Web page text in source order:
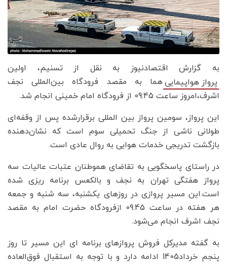
به گزارش اقتصادنیوز به نقل از تسنیم، اولین
پرواز هواپیماییهما به مقصد فرودگاه بین‌المللی نجف
اشرف،امروز ساعت 09:45 از فرودگاه امام خمینی انجام شد.
این پرواز، سومین پرواز بین المللی برقرارشده پس از وقفه‌ای
طولانی ناشی از جنگ تحمیلی سوم است که نشان‌دهنده
بازگشت تدریجی خدمات هوایی به روال عادی است.
در راستای پاسخگویی به تقاضای هموطنان عتبات عالیات سه
پرواز هفتگی تهران به نجف و بالکعس برنامه ریزی شده
است.این مسیر پروازی در روزهای یکشنبه، سه شنبه و جمعه
هر هفته در ساعت 09:45 ازفرودگاه حضرت امام به مقصد
نجف اشرف انجام می‌شود.
به گفته مدیرکل فروش پروازهای برنامه ای این مسیر تا روز
پنجم خرداد1405 ادامه دارد و با توجه به استقبال فوق‌العاده